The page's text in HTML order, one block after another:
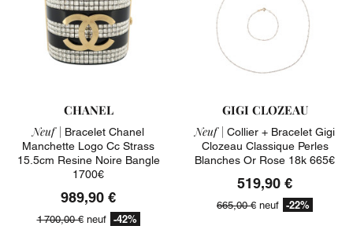
CHANEL
Neuf | Bracelet Chanel
Manchette Logo Cc Strass
15.5cm Resine Noire Bangle
1700€
989,90 €
1 700,00 €neuf -42%
GIGI CLOZEAU
Neuf | Collier + Bracelet Gigi
Clozeau Classique Perles
Blanches Or Rose 18k 665€
519,90 €
665,00 € neuf -22%